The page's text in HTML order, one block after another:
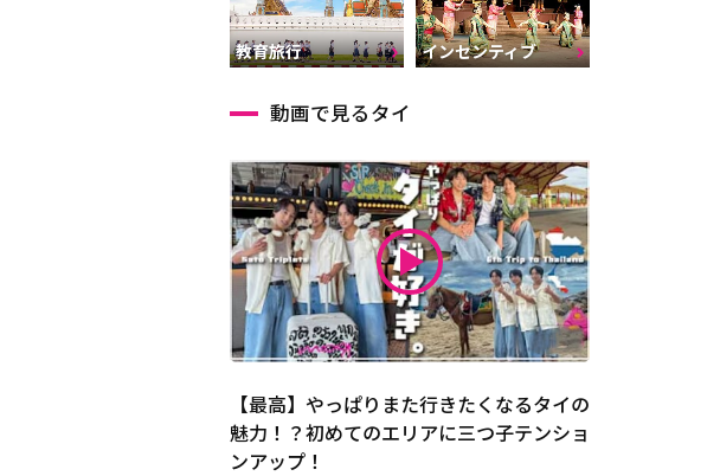
教育旅行 インセンティブ
動画で見るタイ
【最高】やっぱりまた行きたくなるタイの
魅力！？初めてのエリアに三つ子テンショ
ンアップ！